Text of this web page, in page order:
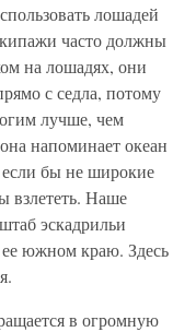
лошадей
часто должны
на лошадях, они
с седла, потому
лучше, чем
напоминает океан
бы не широкие
Наше
эскадрильи
южном краю. Здесь
в огромную